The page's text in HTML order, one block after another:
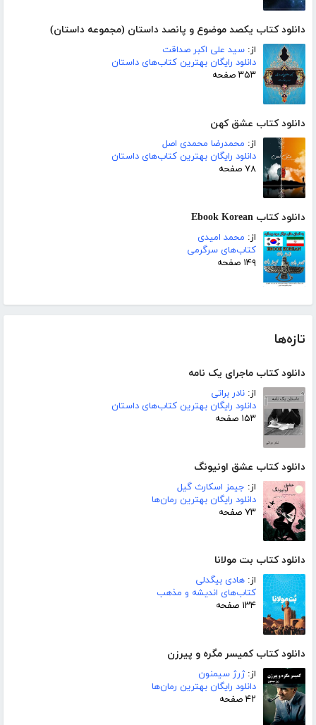
دانلود کتاب یکصد موضوع و پانصد داستان (مجموعه داستان)
از: سید علی اکبر صداقت
دانلود رایگان بهترین کتاب‌های داستان
۳۵۳ صفحه
دانلود کتاب عشق کهن
از: محمدرضا محمدی اصل
دانلود رایگان بهترین کتاب‌های داستان
۷۸ صفحه
دانلود کتاب Ebook Korean
از: محمد امیدی
کتاب‌های سرگرمی
۱۴۹ صفحه
تازه‌ها
دانلود کتاب ماجرای یک نامه
از: نادر براتی
دانلود رایگان بهترین کتاب‌های داستان
۱۵۳ صفحه
دانلود کتاب عشق اونیونگ
از: جیمز اسکارث گیل
دانلود رایگان بهترین رمان‌ها
۷۳ صفحه
دانلود کتاب بت مولانا
از: هادی بیگدلی
کتاب‌های اندیشه و مذهب
۱۳۴ صفحه
دانلود کتاب کمیسر مگره و پیرزن
از:ژرژ سیمنون
دانلود رایگان بهترین رمان‌ها
۴۲ صفحه